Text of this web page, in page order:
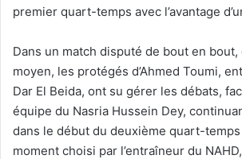
premier quart-temps avec l’avantage
Dans un match disputé de bout en
moyen, les protégés d’Ahmed Toumi,
Dar El Beida, ont su gérer les débats,
équipe du Nasria Hussein Dey,
dans le début du deuxième quart-temps
moment choisi par l’entraîneur du